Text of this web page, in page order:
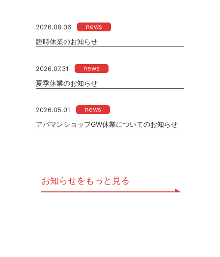
2026.08.06
news
臨時休業のお知らせ
2026.07.31
news
夏季休業のお知らせ
2026.05.01
news
アパマンショップGW休業についてのお知らせ
お知らせをもっと見る